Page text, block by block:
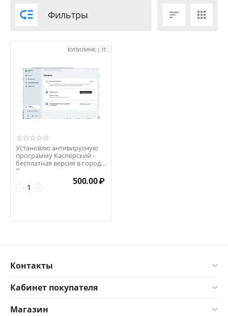
 Фильтры  
КУПИЛИНК | IT
Установлю антивирусную
программу Касперский -
бесплатная версия в городе
Варгаши
+
−
500.00₽
Контакты
Кабинет покупателя
Магазин